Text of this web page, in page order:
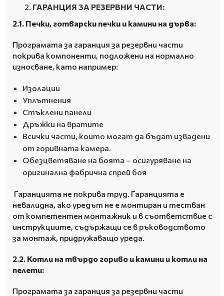
ГАРАНЦИЯ ЗА РЕЗЕРВНИ ЧАСТИ:
2.1. Печки, готварски печки и камини на дърва:
Програмата за гаранция за резервни части
покрива компоненти, подложени на нормално
износване, като например:
Изолации
Уплътнения
Стъклени панели
Дръжки на вратите
Всички части, които могат да бъдат извадени
от горивната камера.
Обезцветяване на боята – осигуряване на
оригинална фабрична спрей боя
Гаранцията не покрива труд. Гаранцията е
невалидна, ако уредът не е монтиран и тестван
от компетентен монтажник и в съответствие с
инструкциите, съдържащи се в ръководството
за монтаж, придружаващо уреда.
2.2. Котли на твърдо гориво и камини и котли на
пелети:
Програмата за гаранция за резервни части